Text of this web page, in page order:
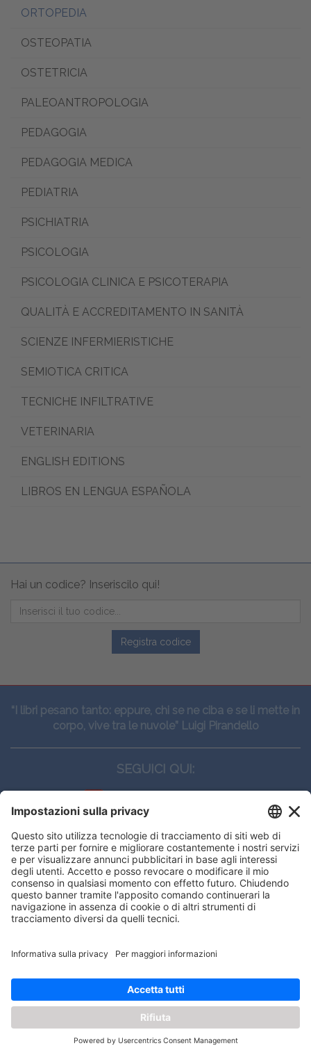
ORTOPEDIA
OSTEOPATIA
OSTETRICIA
PALEOANTROPOLOGIA
PEDAGOGIA
PEDAGOGIA MEDICA
PEDIATRIA
PSICHIATRIA
PSICOLOGIA
PSICOLOGIA CLINICA E PSICOTERAPIA
QUALITÀ E ACCREDITAMENTO IN SANITÀ
SCIENZE INFERMIERISTICHE
SEMIOTICA CRITICA
TECNICHE INFILTRATIVE
VETERINARIA
ENGLISH EDITIONS
LIBROS EN LENGUA ESPAÑOLA
Hai un codice? Inseriscilo qui!
Registra codice
“I libri pesano tanto: eppure, chi se ne ciba e se li mette in
corpo, vive tra le nuvole” Luigi Pirandello
SEGUICI QUI:
CONTATTI
Edi.Ermes srl
Viale E. Forlanini, 21 - 20134, Milano
(+39)027021121
E-mail:eeinfo@eenet.it
ORARI
Lunedì — Giovedì: - 08:30 - 13:00 – 14:00 - 17:30
Venerdì: - 08:30 - 13:00 – 14:00 - 16:00
offrirti la migliore navigazione
OK